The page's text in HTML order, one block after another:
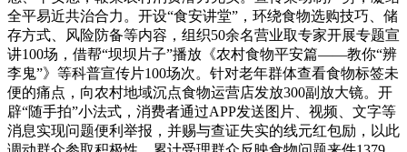
全平易近共治合力。开设“食安讲堂”，环绕食物选购技巧、储
存方式、风险防备等内容，组织50余名营业取专家开展专题宣
讲100场，借帮“坝坝片子”播放《农村食物平安篇——教你“辨
李鬼”》等科普宣传片100场次。针对老年群体查看食物标签未
便的痛点，向农村地域沉点食物运营店发放300副放大镜。开
辟“随手拍”小法式，消费者通过APP发送图片、视频、文字等
消息实现问题便利举报，并赐与查证失实的线元红包励，以此